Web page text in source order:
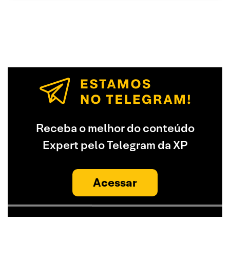
Receba o melhor do conteúdo
Expert pelo Telegram da XP
Acessar